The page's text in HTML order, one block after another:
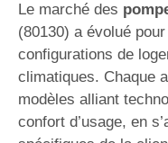
Le marché des
(80130) a évolué
configurations de
climatiques. Chaque
modèles alliant
confort d’usage, en